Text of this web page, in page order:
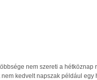
nem szereti a
nem kedvelt napszak például